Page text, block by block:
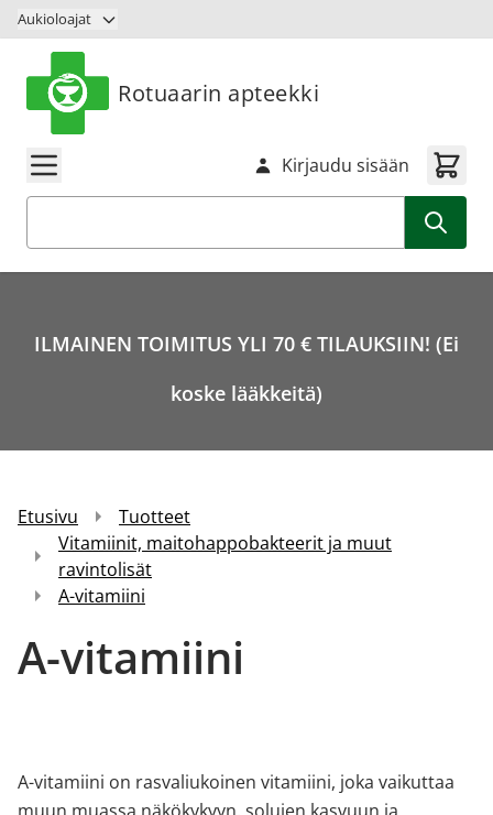
Siirry sisältöön
Aukioloajat
Rotuaarin apteekki
Kirjaudu sisään
ILMAINEN TOIMITUS YLI 70 € TILAUKSIIN! (Ei
koske lääkkeitä)
Etusivu
Tuotteet
Vitamiinit, maitohappobakteerit ja muut
ravintolisät
A-vitamiini
A-vitamiini
A-vitamiini on rasvaliukoinen vitamiini, joka vaikuttaa